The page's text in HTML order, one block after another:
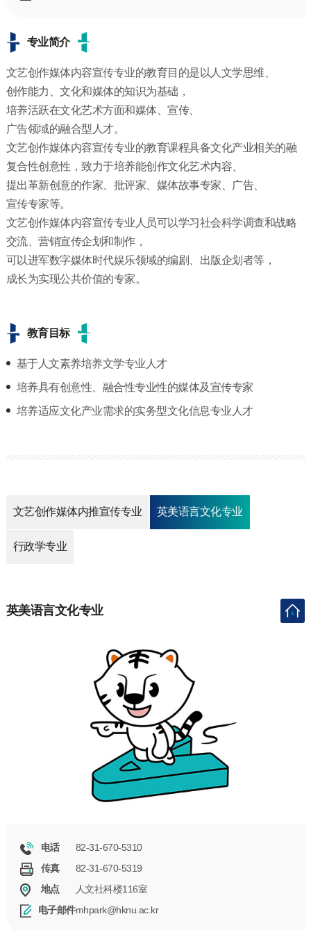
专业简介
文艺创作媒体内容宣传专业的教育目的是以人文学思维、
创作能力、文化和媒体的知识为基础，
培养活跃在文化艺术方面和媒体、宣传、
广告领域的融合型人才。
文艺创作媒体内容宣传专业的教育课程具备文化产业相关的融
复合性创意性，致力于培养能创作文化艺术内容、
提出革新创意的作家、批评家、媒体故事专家、广告、
宣传专家等。
文艺创作媒体内容宣传专业人员可以学习社会科学调查和战略
交流、营销宣传企划和制作，
可以进军数字媒体时代娱乐领域的编剧、出版企划者等，
成长为实现公共价值的专家。
教育目标
基于人文素养培养文学专业人才
培养具有创意性、融合性专业性的媒体及宣传专家
培养适应文化产业需求的实务型文化信息专业人才
文艺创作媒体内推宣传专业 英美语言文化专业
行政学专业
英美语言文化专业
电话
82-31-670-5310
传真
82-31-670-5319
地点
人文社科楼116室
电子邮件mhpark@hknu.ac.kr